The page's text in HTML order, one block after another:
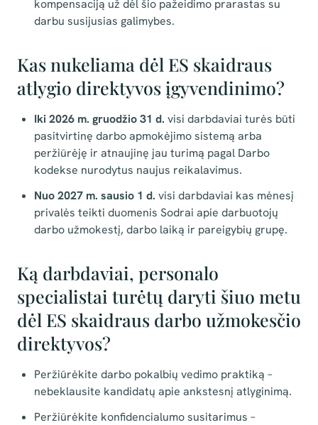
kompensaciją už dėl šio pažeidimo prarastas su
darbu susijusias galimybes.
Kas nukeliama dėl ES skaidraus
atlygio direktyvos įgyvendinimo?
Iki 2026 m. gruodžio 31 d. visi darbdaviai turės būti
pasitvirtinę darbo apmokėjimo sistemą arba
peržiūrėję ir atnaujinę jau turimą pagal Darbo
kodekse nurodytus naujus reikalavimus.
Nuo 2027 m. sausio 1 d. visi darbdaviai kas mėnesį
privalės teikti duomenis Sodrai apie darbuotojų
darbo užmokestį, darbo laiką ir pareigybių grupę.
Ką darbdaviai, personalo
specialistai turėtų daryti šiuo metu
dėl ES skaidraus darbo užmokesčio
direktyvos?
Peržiūrėkite darbo pokalbių vedimo praktiką –
nebeklausite kandidatų apie ankstesnį atlyginimą.
Peržiūrėkite konfidencialumo susitarimus –